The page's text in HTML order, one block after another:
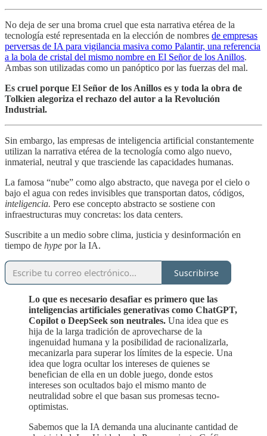
No deja de ser una broma cruel que esta narrativa etérea de la
tecnología esté representada en la elección de nombres de empresas
perversas de IA para vigilancia masiva como Palantir, una referencia
a la bola de cristal del mismo nombre en El Señor de los Anillos.
Ambas son utilizadas como un panóptico por las fuerzas del mal.
Es cruel porque El Señor de los Anillos es y toda la obra de
Tolkien alegoriza el rechazo del autor a la Revolución
Industrial.
Sin embargo, las empresas de inteligencia artificial constantemente
utilizan la narrativa etérea de la tecnología como algo nuevo,
inmaterial, neutral y que trasciende las capacidades humanas.
La famosa “nube” como algo abstracto, que navega por el cielo o
bajo el agua con redes invisibles que transportan datos, códigos,
inteligencia. Pero ese concepto abstracto se sostiene con
infraestructuras muy concretas: los data centers.
Suscribite a un medio sobre clima, justicia y desinformación en
tiempo de hype por la IA.
Suscribirse
Lo que es necesario desafiar es primero que las
inteligencias artificiales generativas como ChatGPT,
Copilot o DeepSeek son neutrales. Una idea que es
hija de la larga tradición de aprovecharse de la
ingenuidad humana y la posibilidad de racionalizarla,
mecanizarla para superar los límites de la especie. Una
idea que logra ocultar los intereses de quienes se
benefician de ella en un doble juego, donde estos
intereses son ocultados bajo el mismo manto de
neutralidad sobre el que basan sus promesas tecno-
optimistas.
Sabemos que la IA demanda una alucinante cantidad de